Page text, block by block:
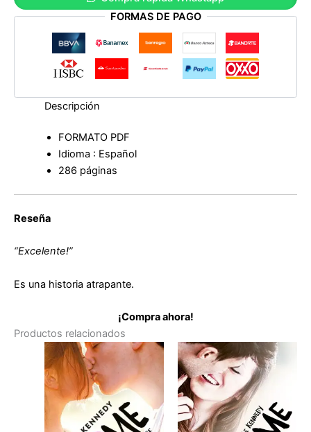
FORMAS DE PAGO
Descripción
FORMATO PDF
Idioma : Español
286 páginas
Reseña
“Excelente!”
Es una historia atrapante.
¡Compra ahora!
Productos relacionados